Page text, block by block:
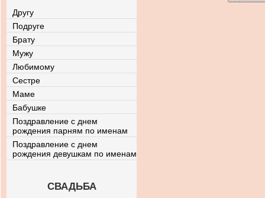
Другу
Подруге
Брату
Мужу
Любимому
Сестре
Маме
Бабушке
Поздравление с днем
рождения парням по именам
Поздравление с днем
рождения девушкам по именам
СВАДЬБА